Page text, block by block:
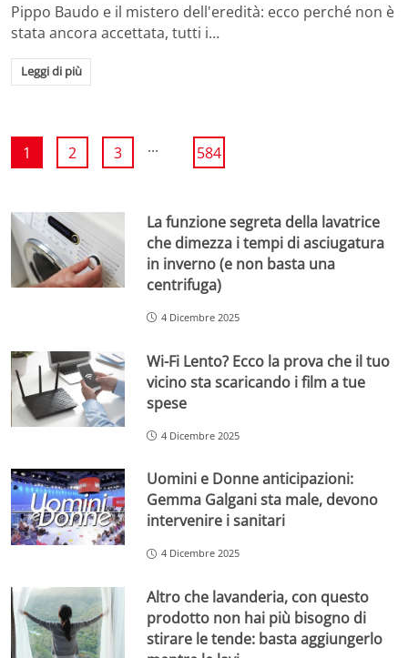
Pippo Baudo e il mistero dell'eredità: ecco perché non è
stata ancora accettata, tutti i…
Leggi di più
1 2 3 ... 584
La funzione segreta della lavatrice
che dimezza i tempi di asciugatura
in inverno (e non basta una
centrifuga)
4 Dicembre 2025
Wi-Fi Lento? Ecco la prova che il tuo
vicino sta scaricando i film a tue
spese
4 Dicembre 2025
Uomini e Donne anticipazioni:
Gemma Galgani sta male, devono
intervenire i sanitari
4 Dicembre 2025
Altro che lavanderia, con questo
prodotto non hai più bisogno di
stirare le tende: basta aggiungerlo